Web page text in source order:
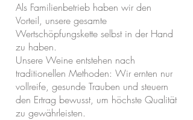
Als Familienbetrieb haben wir den
Vorteil, unsere gesamte
Wertschöpfungskette selbst in der Hand
zu haben.
Unsere Weine entstehen nach
traditionellen Methoden: Wir ernten nur
vollreife, gesunde Trauben und steuern
den Ertrag bewusst, um höchste Qualität
zu gewährleisten.